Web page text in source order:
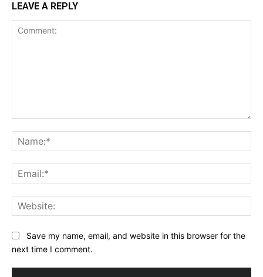
LEAVE A REPLY
Save my name, email, and website in this browser for the
next time I comment.